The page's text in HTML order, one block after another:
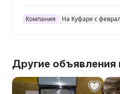
Компания На Куфаре с
Другие объявления